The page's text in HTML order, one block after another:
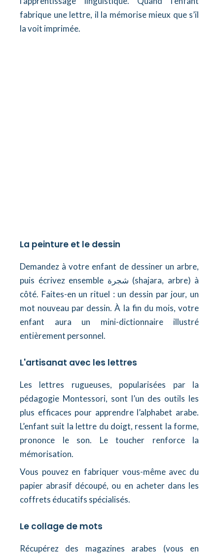
fabrique une lettre, il la mémorise mieux que s’il
la voit imprimée.
La peinture et le dessin
Demandez à votre enfant de dessiner un arbre,
puis écrivez ensemble شجرة (shajara, arbre) à
côté. Faites-en un rituel : un dessin par jour, un
mot nouveau par dessin. À la fin du mois, votre
enfant aura un mini-dictionnaire illustré
entièrement personnel.
L'artisanat avec les lettres
Les lettres rugueuses, popularisées par la
pédagogie Montessori, sont l’un des outils les
plus efficaces pour apprendre l’alphabet arabe.
L’enfant suit la lettre du doigt, ressent la forme,
prononce le son. Le toucher renforce la
mémorisation.
Vous pouvez en fabriquer vous-même avec du
papier abrasif découpé, ou en acheter dans les
coffrets éducatifs spécialisés.
Le collage de mots
Récupérez des magazines arabes (vous en